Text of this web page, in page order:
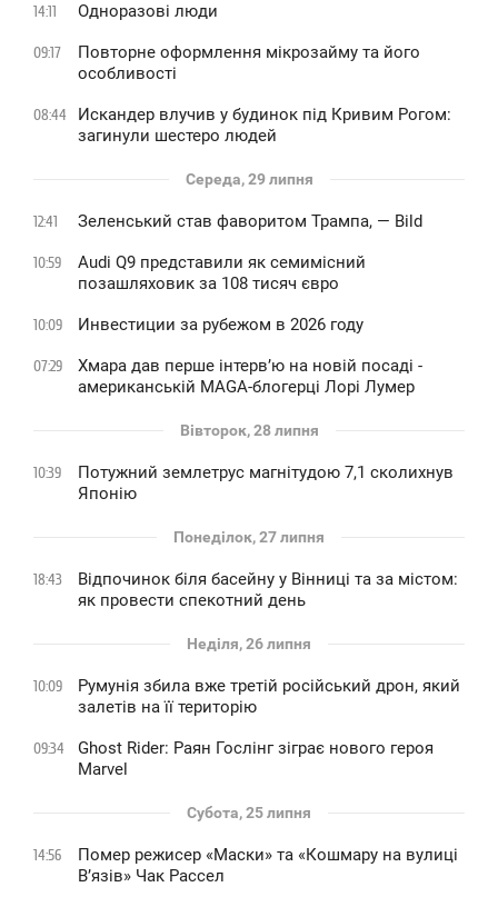
14:11 Одноразові люди
09:17
Повторне оформлення мікрозайму та його
особливості
08:44
Искандер влучив у будинок під Кривим Рогом:
загинули шестеро людей
Середа, 29 липня
12:41 Зеленський став фаворитом Трампа, — Bild
10:59
Audi Q9 представили як семимісний
позашляховик за 108 тисяч євро
10:09 Инвестиции за рубежом в 2026 году
07:29
Хмара дав перше інтервʼю на новій посаді -
американській MAGA-блогерці Лорі Лумер
Вівторок, 28 липня
10:39
Потужний землетрус магнітудою 7,1 сколихнув
Японію
Понеділок, 27 липня
18:43
Відпочинок біля басейну у Вінниці та за містом:
як провести спекотний день
Неділя, 26 липня
10:09
Румунія збила вже третій російський дрон, який
залетів на її територію
09:34
Ghost Rider: Раян Гослінг зіграє нового героя
Marvel
Субота, 25 липня
14:56
Помер режисер «Маски» та «Кошмару на вулиці
В’язів» Чак Рассел